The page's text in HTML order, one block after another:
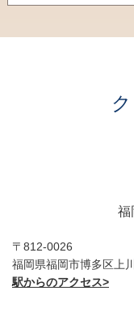
福
〒812-0026
福岡県福岡市博多区上
駅からのアクセス>